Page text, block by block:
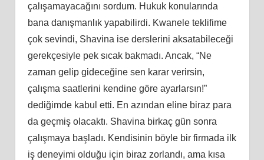
çalışamayacağını sordum. Hukuk konularında
bana danışmanlık yapabilirdi. Kwanele teklifime
çok sevindi, Shavina ise derslerini aksatabileceği
gerekçesiyle pek sıcak bakmadı. Ancak, “Ne
zaman gelip gideceğine sen karar verirsin,
çalışma saatlerini kendine göre ayarlarsın!”
dediğimde kabul etti. En azından eline biraz para
da geçmiş olacaktı. Shavina birkaç gün sonra
çalışmaya başladı. Kendisinin böyle bir firmada ilk
iş deneyimi olduğu için biraz zorlandı, ama kısa